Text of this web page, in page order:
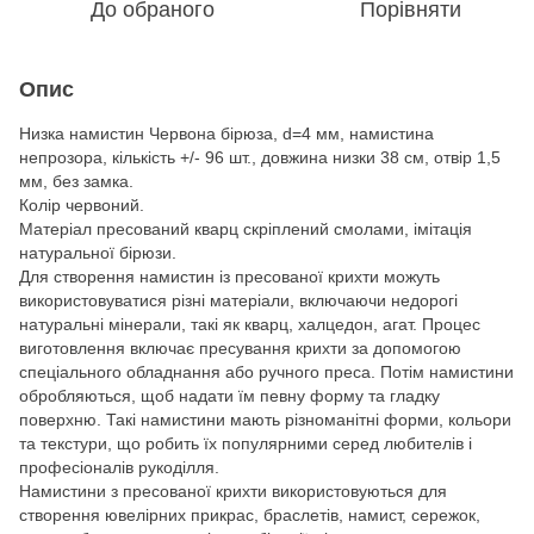
До обраного Порівняти
Опис
Низка намистин Червона бірюза, d=4 мм, намистина
непрозора, кількість +/- 96 шт., довжина низки 38 см, отвір 1,5
мм, без замка.
Колір червоний.
Матеріал пресований кварц скріплений смолами, імітація
натуральної бірюзи.
Для створення намистин із пресованої крихти можуть
використовуватися різні матеріали, включаючи недорогі
натуральні мінерали, такі як кварц, халцедон, агат. Процес
виготовлення включає пресування крихти за допомогою
спеціального обладнання або ручного преса. Потім намистини
обробляються, щоб надати їм певну форму та гладку
поверхню. Такі намистини мають різноманітні форми, кольори
та текстури, що робить їх популярними серед любителів і
професіоналів рукоділля.
Намистини з пресованої крихти використовуються для
створення ювелірних прикрас, браслетів, намист, сережок,